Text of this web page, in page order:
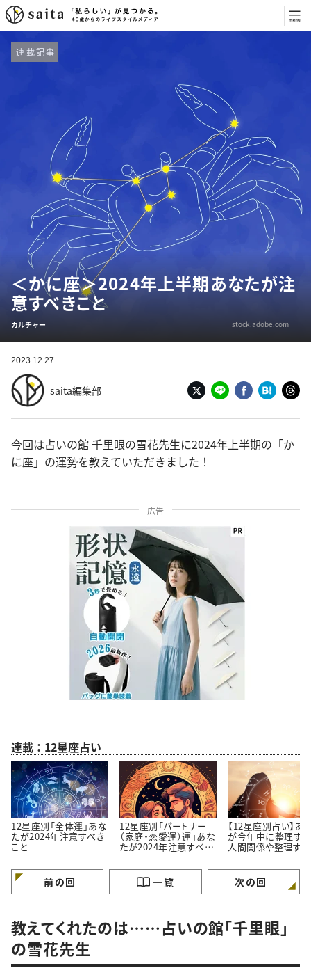
連載記事
＜かに座＞2024年上半期あなたが注
意すべきこと
カルチャー stock.adobe.com
2023.12.27
saita編集部
今回は占いの館 千里眼の雪花先生に2024年上半期の「か
に座」の運勢を教えていただきました！
広告
連載：12星座占い
12星座別「全体運」あな
たが2024年注意すべき
こと
12星座別「パートナー
（家庭・恋愛運）運」あな
たが2024年注意すべき
【12星座別占い】あ
が今年中に整理す
人間関係や整理す
前の回 一覧 次の回
教えてくれたのは……占いの館「千里眼」
の雪花先生